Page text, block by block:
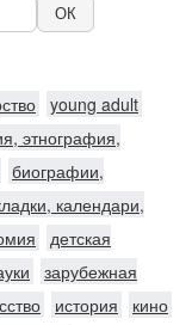
ОК
young adult
этнография,
биографии,
календари,
детская
зарубежная
история
кино